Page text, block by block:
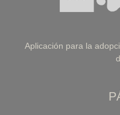
Aplicación para la